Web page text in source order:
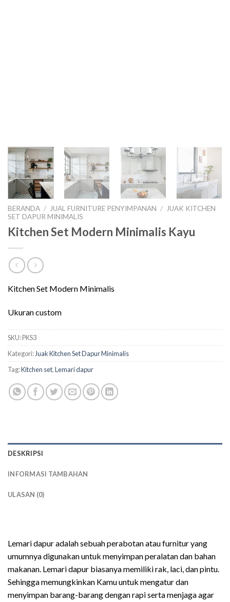
BERANDA / JUAL FURNITURE PENYIMPANAN / JUAK KITCHEN
SET DAPUR MINIMALIS
Kitchen Set Modern Minimalis Kayu
Kitchen Set Modern Minimalis
Ukuran custom
SKU:PKS3
Kategori: Juak Kitchen Set Dapur Minimalis
Tag:Kitchen set,Lemari dapur
DESKRIPSI
INFORMASI TAMBAHAN
ULASAN (0)
Lemari dapur adalah sebuah perabotan atau furnitur yang
umumnya digunakan untuk menyimpan peralatan dan bahan
makanan. Lemari dapur biasanya memiliki rak, laci, dan pintu.
Sehingga memungkinkan Kamu untuk mengatur dan
menyimpan barang-barang dengan rapi serta menjaga agar